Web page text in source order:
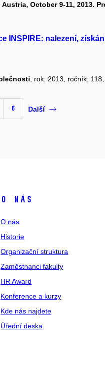
October 9-11, 2013.
INSPIRE: nalezení,
, rok: 2013, ročník:
6 Další
O nás
O nás
Historie
Organizační struktura
Zaměstnanci fakulty
HR Award
Konference a kurzy
Kde nás najdete
Úřední deska